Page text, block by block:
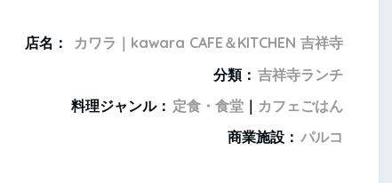
店名：
カワラ｜kawara CAFE＆KITCHEN 吉祥寺
分類： 吉祥寺ランチ
料理ジャンル： 定食・食堂｜ カフェごはん
商業施設： パルコ